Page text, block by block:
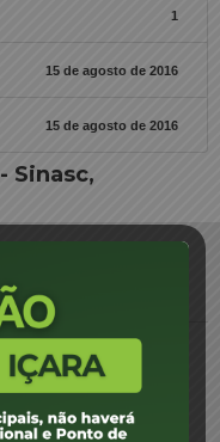
1
15 de agosto de 2016
15 de agosto de 2016
Sinasc,